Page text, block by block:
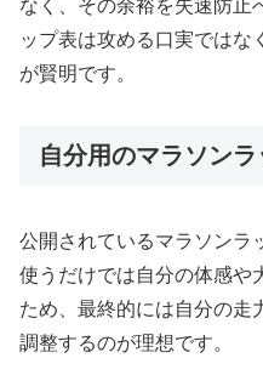
なく、その余裕を失速防止
ップ表は攻める口実ではな
が賢明です。
自分用のマラソン
公開されているマラソンラ
使うだけでは自分の体感や
ため、最終的には自分の走
調整するのが理想です。